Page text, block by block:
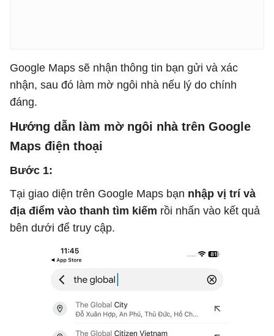
Google Maps sẽ nhận thông tin bạn gửi và xác
nhận, sau đó làm mờ ngôi nhà nếu lý do chính
đáng.
Hướng dẫn làm mờ ngôi nhà trên Google
Maps điện thoại
Bước 1:
Tại giao diện trên Google Maps bạn nhập vị trí và
địa điểm vào thanh tìm kiếm rồi nhấn vào kết quả
bên dưới để truy cập.